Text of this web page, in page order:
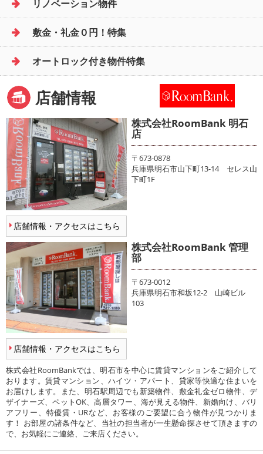
リノベーション物件
敷金・礼金０円！特集
オートロック付き物件特集
店舗情報
店舗情報・アクセスはこちら
株式会社RoomBank 明石
店
〒673-0878
兵庫県明石市山下町13-14 セレス山
下町1F
店舗情報・アクセスはこちら
株式会社RoomBank 管理
部
〒673-0012
兵庫県明石市和坂12-2 山崎ビル
103
株式会社RoomBankでは、明石市を中心に賃貸マンションをご紹介して
おります。賃貸マンション、ハイツ・アパート、貸家等快適な住まいを
お届けします。また、明石駅周辺でも新築物件、敷金礼金ゼロ物件、デ
ザイナーズ、ペットOK、高層タワー、海が見える物件、新婚向け、バリ
アフリー、特優賃・URなど、お客様のご要望に合う物件が見つかりま
す！ お部屋の諸条件など、当社の担当者が一生懸命探させて頂きますの
で、お気軽にご連絡、ご来店ください。